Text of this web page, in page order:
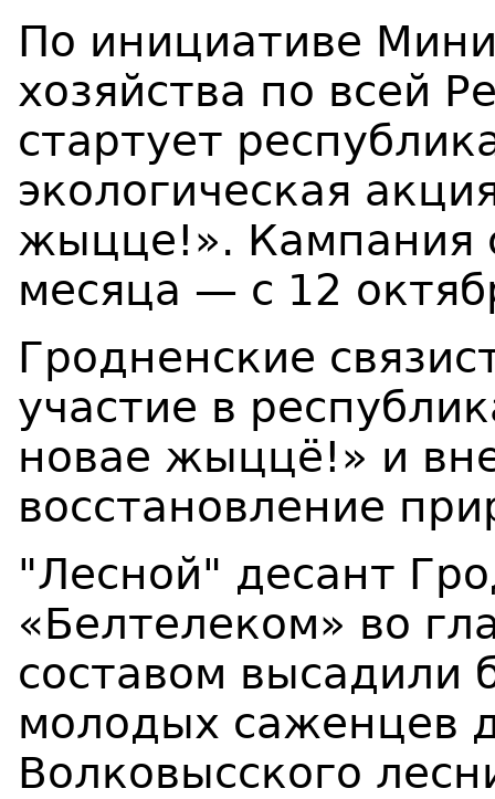
По инициативе
хозяйства по всей
стартует
экологическая
жыцце!». Кампания
месяца — с 12
Гродненские
участие в
новае жыццё!» и
восстановление
"Лесной" десант
«Белтелеком» во
составом высадили
молодых саженцев
Волковысского